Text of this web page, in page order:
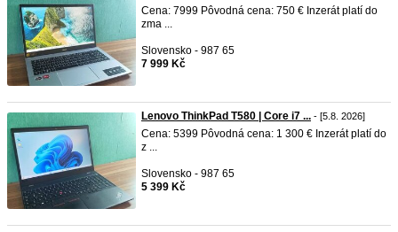
Cena: 7999 Pôvodná cena: 750 € Inzerát platí do
zma ...
Slovensko - 987 65
7 999 Kč
Lenovo ThinkPad T580 | Core i7 ... - [5.8. 2026]
Cena: 5399 Pôvodná cena: 1 300 € Inzerát platí do
z ...
Slovensko - 987 65
5 399 Kč